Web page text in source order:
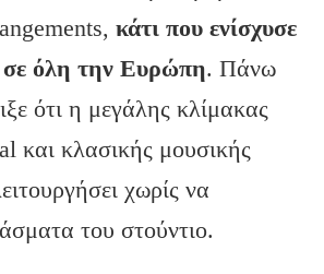
κάτι που ενίσχυσε
όλη την Ευρώπη. Πάνω
ότι η μεγάλης κλίμακας
και κλασικής μουσικής
χωρίς να
του στούντιο.